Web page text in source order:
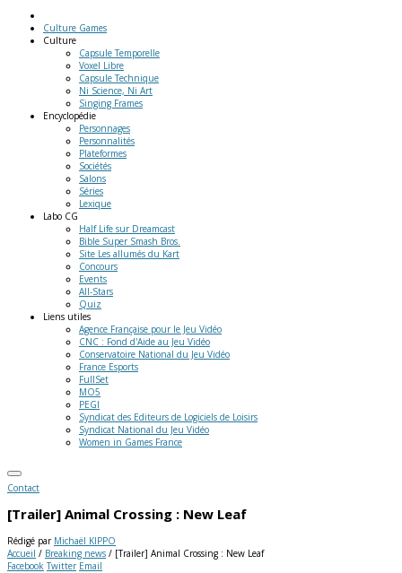
Culture Games
Culture
Capsule Temporelle
Voxel Libre
Capsule Technique
Ni Science, Ni Art
Singing Frames
Encyclopédie
Personnages
Personnalités
Plateformes
Sociétés
Salons
Séries
Lexique
Labo CG
Half Life sur Dreamcast
Bible Super Smash Bros.
Site Les allumés du Kart
Concours
Events
All-Stars
Quiz
Liens utiles
Agence Française pour le Jeu Vidéo
CNC : Fond d'Aide au Jeu Vidéo
Conservatoire National du Jeu Vidéo
France Esports
FullSet
MO5
PEGI
Syndicat des Editeurs de Logiciels de Loisirs
Syndicat National du Jeu Vidéo
Women in Games France
Contact
[Trailer] Animal Crossing : New Leaf
Rédigé par Michaël KIPPO
Accueil / Breaking news / [Trailer] Animal Crossing : New Leaf
Facebook Twitter Email